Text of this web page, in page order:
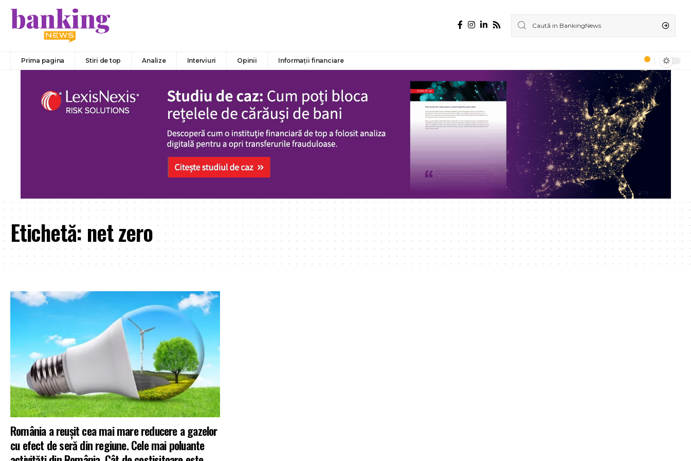
Prima pagina Stiri de top Analize Interviuri Opinii Informații financiare
Etichetă: net zero
România a reușit cea mai mare reducere a gazelor
cu efect de seră din regiune. Cele mai poluante